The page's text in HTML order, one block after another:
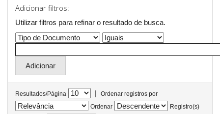
Adicionar filtros:
Utilizar filtros para refinar o resultado de busca.
Resultados/Página |
Ordenar registros por
Ordenar
Registro(s)